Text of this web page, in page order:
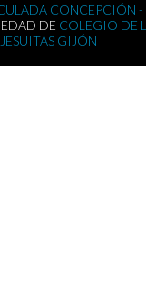
CONCEPCIÓN -
DE COLEGIO DE
GIJÓN